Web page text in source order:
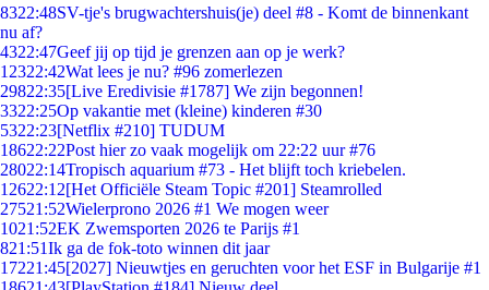
8322:48SV-tje's brugwachtershuis(je) deel #8 - Komt de binnenkant
nu af?
4322:47Geef jij op tijd je grenzen aan op je werk?
12322:42Wat lees je nu? #96 zomerlezen
29822:35[Live Eredivisie #1787] We zijn begonnen!
3322:25Op vakantie met (kleine) kinderen #30
5322:23[Netflix #210] TUDUM
18622:22Post hier zo vaak mogelijk om 22:22 uur #76
28022:14Tropisch aquarium #73 - Het blijft toch kriebelen.
12622:12[Het Officiële Steam Topic #201] Steamrolled
27521:52Wielerprono 2026 #1 We mogen weer
1021:52EK Zwemsporten 2026 te Parijs #1
821:51Ik ga de fok-toto winnen dit jaar
17221:45[2027] Nieuwtjes en geruchten voor het ESF in Bulgarije #1